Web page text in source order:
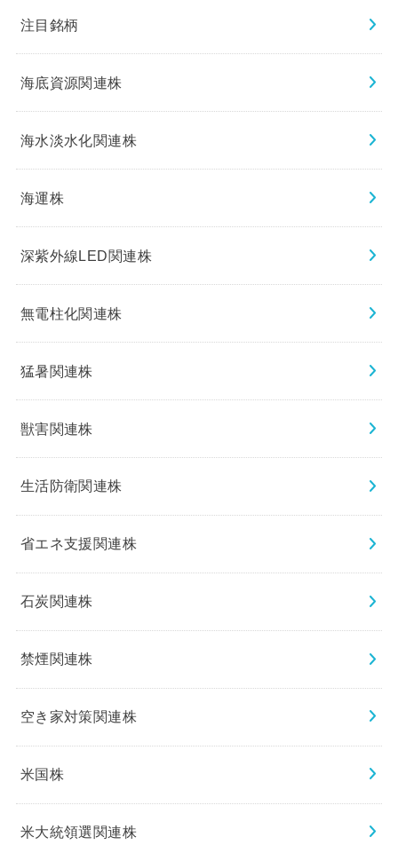
注目銘柄
海底資源関連株
海水淡水化関連株
海運株
深紫外線LED関連株
無電柱化関連株
猛暑関連株
獣害関連株
生活防衛関連株
省エネ支援関連株
石炭関連株
禁煙関連株
空き家対策関連株
米国株
米大統領選関連株